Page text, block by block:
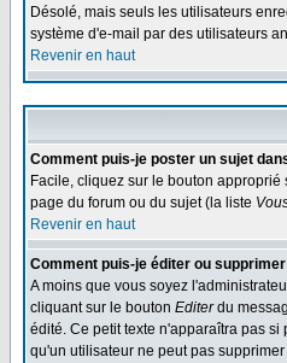
Désolé, mais seuls les utilisateurs
système d'e-mail par des utilisateurs
Revenir en haut
Comment puis-je poster un sujet
Facile, cliquez sur le bouton
page du forum ou du sujet (la liste
Revenir en haut
Comment puis-je éditer ou
A moins que vous soyez
cliquant sur le bouton Editerdu
édité. Ce petit texte n'apparaîtra pas
qu'un utilisateur ne peut pas